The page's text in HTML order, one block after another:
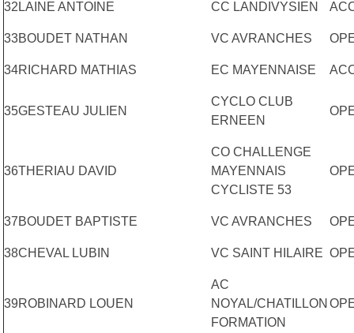
32 LAINE ANTOINE CC LANDIVYSIEN
33BOUDET NATHAN VC AVRANCHES
34RICHARD MATHIAS EC MAYENNAISE
35GESTEAU JULIEN
CYCLO CLUB
ERNEEN
36THERIAU DAVID
CO CHALLENGE
MAYENNAIS
CYCLISTE 53
37BOUDET BAPTISTE VC AVRANCHES
38CHEVAL LUBIN VC SAINT HILAIRE
39ROBINARD LOUEN
AC
NOYAL/CHATILLON
FORMATION